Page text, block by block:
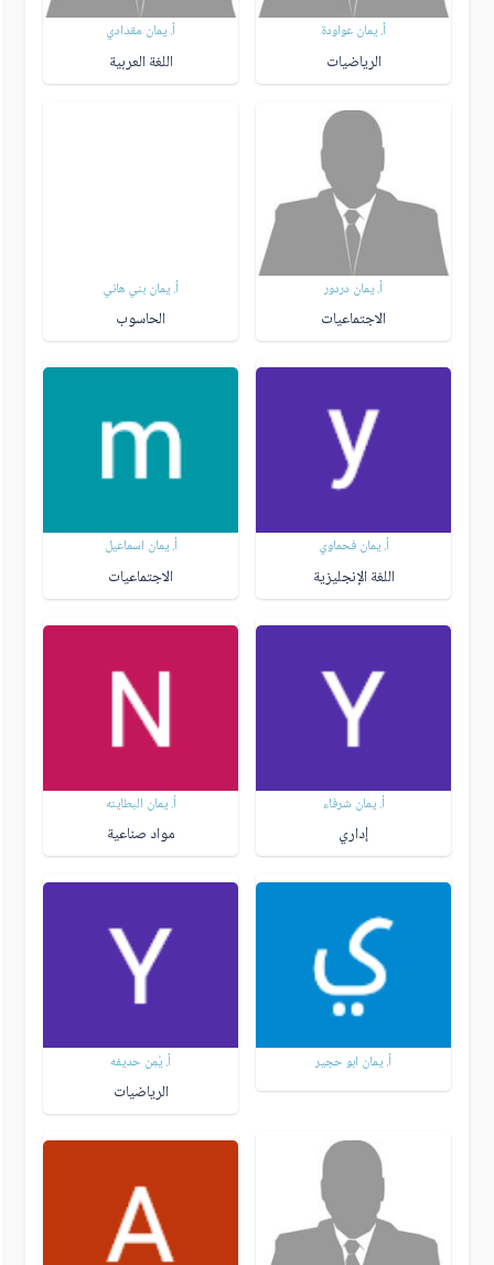
أ. يمان عواودة
الرياضيات
أ. يمان مقدادي
اللغة العربية
أ. يمان دردور
الاجتماعيات
أ. يمان بني هاني
الحاسوب
أ. يمان فحماوي
اللغة الإنجليزية
أ. يمان اسماعيل
الاجتماعيات
أ. يمان شرفاء
إداري
أ. يمان البطاينه
مواد صناعية
أ. يمان ابو حجير أ. يُمِن حديفه
الرياضيات